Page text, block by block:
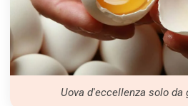
Uova d'eccellenza solo da